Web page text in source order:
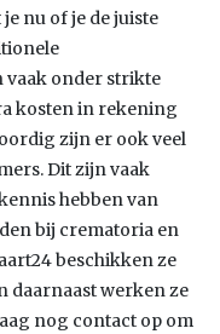
nu of je de juiste
vaak onder strikte
kosten in rekening
zijn er ook veel
Dit zijn vaak
hebben van
bij crematoria en
beschikken ze
daarnaast werken ze
nog contact op om